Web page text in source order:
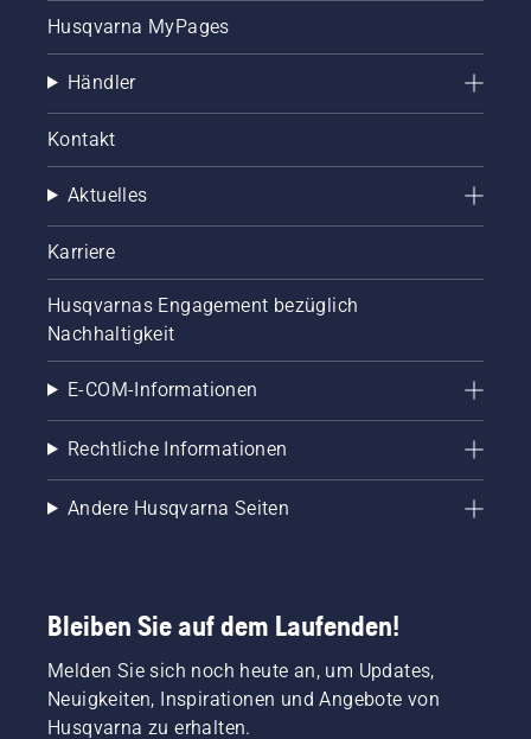
Husqvarna MyPages
Händler
Kontakt
Aktuelles
Karriere
Husqvarnas Engagement bezüglich
Nachhaltigkeit
E-COM-Informationen
Rechtliche Informationen
Andere Husqvarna Seiten
Bleiben Sie auf dem Laufenden!
Melden Sie sich noch heute an, um Updates,
Neuigkeiten, Inspirationen und Angebote von
Husqvarna zu erhalten.